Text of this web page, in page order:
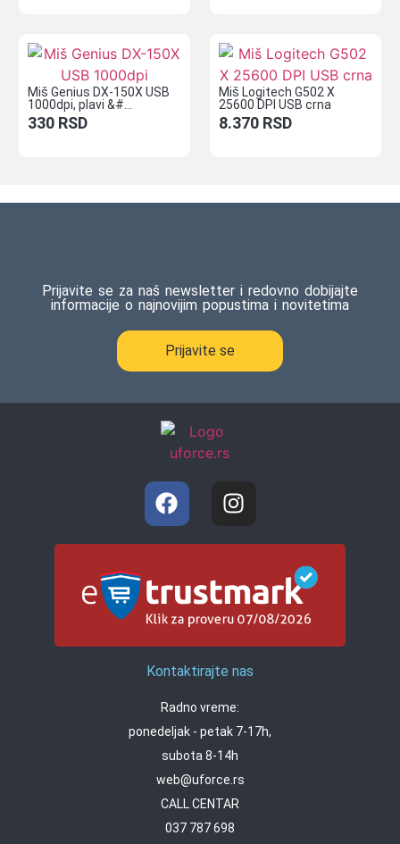
Miš Genius DX-150X USB
1000dpi, plavi &#...
330 RSD
Miš Logitech G502 X
25600 DPI USB crna
8.370 RSD
Prijavite se za naš newsletter i redovno dobijajte
informacije o najnovijim popustima i novitetima
Prijavite se
Kontaktirajte nas
Radno vreme:
ponedeljak - petak 7-17h,
subota 8-14h
web@uforce.rs
CALL CENTAR
037 787 698